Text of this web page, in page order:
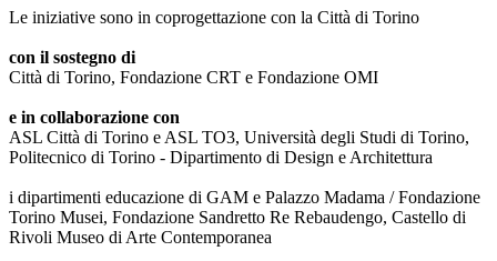
Le iniziative sono in coprogettazione con la Città di Torino
con il sostegno di
Città di Torino, Fondazione CRT e Fondazione OMI
e in collaborazione con
ASL Città di Torino e ASL TO3, Università degli Studi di Torino,
Politecnico di Torino - Dipartimento di Design e Architettura
i dipartimenti educazione di GAM e Palazzo Madama / Fondazione
Torino Musei, Fondazione Sandretto Re Rebaudengo, Castello di
Rivoli Museo di Arte Contemporanea